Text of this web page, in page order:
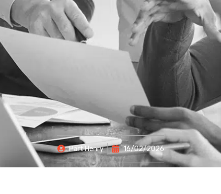
PartHenry 16/02/2026